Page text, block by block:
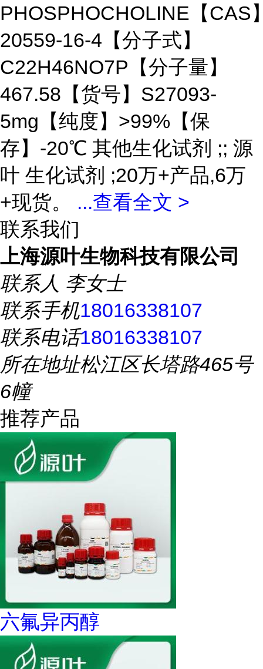
PHOSPHOCHOLINE【CAS
20559-16-4【分子式】
C22H46NO7P【分子量】
467.58【货号】S27093-
5mg【纯度】>99%【保
存】-20℃ 其他生化试剂 ;; 源
叶 生化试剂 ;20万+产品,6万
+现货。 ...查看全文 >
联系我们
上海源叶生物科技有限公司
联系人 李女士
联系手机18016338107
联系电话18016338107
所在地址松江区长塔路465号
6幢
推荐产品
六氟异丙醇